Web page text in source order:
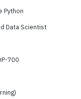
Python
Data Scientist
700